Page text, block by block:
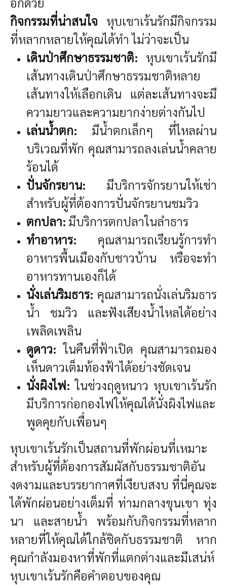
กิจกรรมที่น่าสนใจ หุบเขาเร้นรักมีกิจกรรม
ที่หลากหลายให้คุณได้ทำ ไม่ว่าจะเป็น
เดินป่าศึกษาธรรมชาติ: หุบเขาเร้นรักมี
เส้นทางเดินป่าศึกษาธรรมชาติหลาย
เส้นทางให้เลือกเดิน แต่ละเส้นทางจะมี
ความยาวและความยากง่ายต่างกันไป
เล่นน้ำตก: มีน้ำตกเล็กๆ ที่ไหลผ่าน
บริเวณที่พัก คุณสามารถลงเล่นน้ำคลาย
ร้อนได้
ปั่นจักรยาน: มีบริการจักรยานให้เช่า
สำหรับผู้ที่ต้องการปั่นจักรยานชมวิว
ตกปลา: มีบริการตกปลาในลำธาร
ทำอาหาร: คุณสามารถเรียนรู้การทำ
อาหารพื้นเมืองกับชาวบ้าน หรือจะทำ
อาหารทานเองก็ได้
นั่งเล่นริมธาร: คุณสามารถนั่งเล่นริมธาร
น้ำ ชมวิว และฟังเสียงน้ำไหลได้อย่าง
เพลิดเพลิน
ดูดาว: ในคืนที่ฟ้าเปิด คุณสามารถมอง
เห็นดาวเต็มท้องฟ้าได้อย่างชัดเจน
นั่งผิงไฟ: ในช่วงฤดูหนาว หุบเขาเร้นรัก
มีบริการก่อกองไฟให้คุณได้นั่งผิงไฟและ
พูดคุยกับเพื่อนๆ
หุบเขาเร้นรักเป็นสถานที่พักผ่อนที่เหมาะ
สำหรับผู้ที่ต้องการสัมผัสกับธรรมชาติอัน
งดงามและบรรยากาศที่เงียบสงบ ที่นี่คุณจะ
ได้พักผ่อนอย่างเต็มที่ ท่ามกลางขุนเขา ทุ่ง
นา และสายน้ำ พร้อมกับกิจกรรมที่หลาก
หลายที่ให้คุณได้ใกล้ชิดกับธรรมชาติ หาก
คุณกำลังมองหาที่พักที่แตกต่างและมีเสน่ห์
หุบเขาเร้นรักคือคำตอบของคุณ